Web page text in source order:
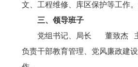
文、工程维修、库区保护等工作
三、领导班子
党组书记、局长 董致杰
负责干部教育管理、党风廉政建